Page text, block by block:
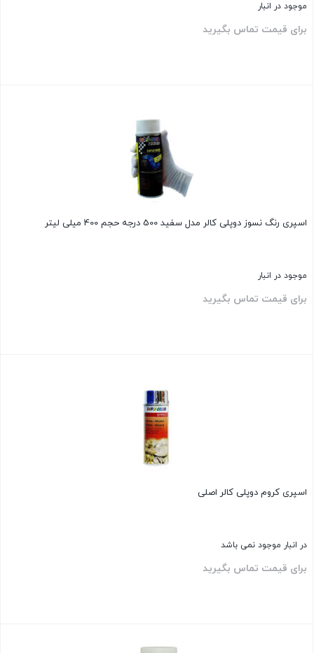
موجود در انبار
برای قیمت تماس بگیرید
اسپری رنگ نسوز دوپلی کالر مدل سفید 500 درجه حجم 400 میلی لیتر
موجود در انبار
برای قیمت تماس بگیرید
اسپری کروم دوپلی کالر اصلی
در انبار موجود نمی باشد
برای قیمت تماس بگیرید